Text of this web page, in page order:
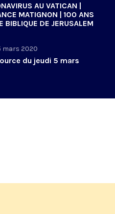
AU VATICAN |
MATIGNON | 100 ANS
BIBLIQUE DE JERUSALEM
mars 2020
du jeudi 5 mars